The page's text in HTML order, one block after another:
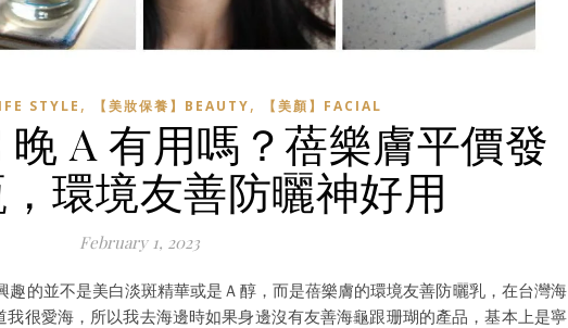
STYLE , 【美妝保養】BEAUTY, 【美顏】FACIAL
晚 A 有用嗎？蓓樂膚平價發
環境友善防曬神好用
February 1, 2023
趣的並不是美白淡斑精華或是Ａ醇，而是蓓樂膚的環境友善防曬乳，在台灣海
很愛海，所以我去海邊時如果身邊沒有友善海龜跟珊瑚的產品，基本上是寧